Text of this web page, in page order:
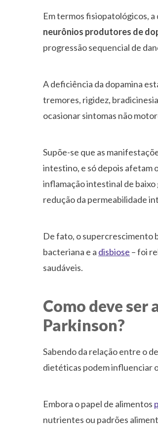
Em termos fisiopatológicos,
neurônios produtores de
progressão sequencial de
A deficiência da dopamina
tremores, rigidez,
ocasionar sintomas não
Supõe-se que as
intestino, e só depois afetam
inflamação intestinal de
redução da permeabilidade
De fato, o supercrescimento
bacteriana e a disbiose – foi
saudáveis.
Como deve ser
Parkinson?
Sabendo da relação entre o
dietéticas podem influenciar
Embora o papel de alimentos
nutrientes ou padrões